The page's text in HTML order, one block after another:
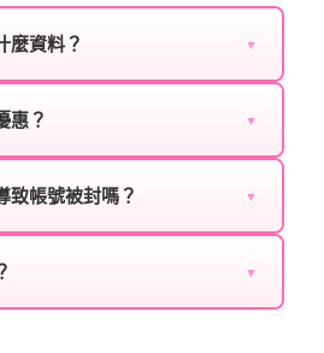
麼資料？ ▼
惠？ ▼
及節日限定活動，儲值最低6折
致帳號被封嗎？ ▼
非法點數或異常儲值管道。您獲
▼